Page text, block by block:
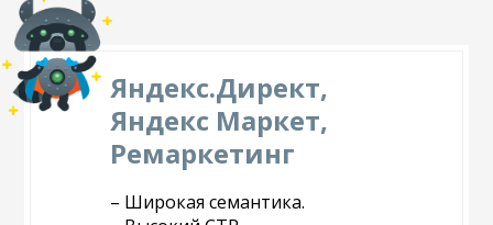
Яндекс.Директ,
Яндекс Маркет,
Ремаркетинг
– Широкая семантика.